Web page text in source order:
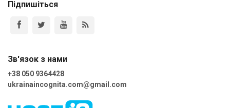
Підпишіться
Зв'язок з нами
+38 050 9364428
ukrainaincognita.com@gmail.com